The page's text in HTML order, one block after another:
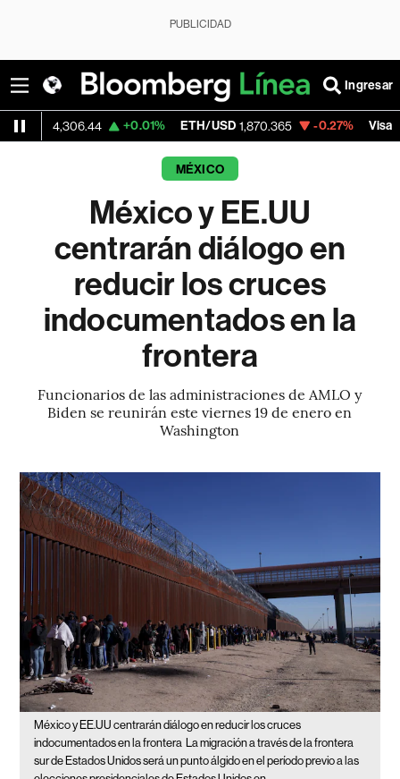
PUBLICIDAD
Ingresar
+0.01% ETH/USD 1,870.365 -0.27% Visa 369.59
MÉXICO
México y EE.UU
centrarán diálogo en
reducir los cruces
indocumentados en la
frontera
Funcionarios de las administraciones de AMLO y
Biden se reunirán este viernes 19 de enero en
Washington
México y EE.UU centrarán diálogo en reducir los cruces
indocumentados en la frontera La migración a través de la frontera
sur de Estados Unidos será un punto álgido en el período previo a las